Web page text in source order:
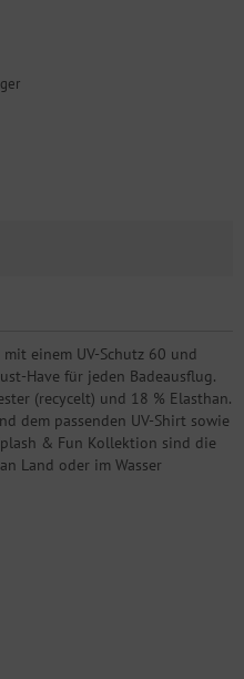
mit einem UV-Schutz 60 und
Have für jeden Badeausflug.
(recycelt) und 18 % Elasthan.
dem passenden UV-Shirt sowie
& Fun Kollektion sind die
Land oder im Wasser